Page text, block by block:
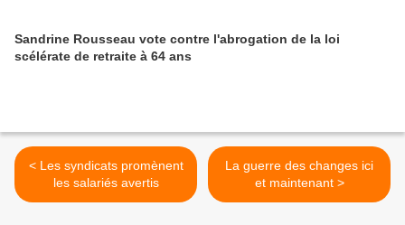
Sandrine Rousseau vote contre l'abrogation de la loi
scélérate de retraite à 64 ans
< Les syndicats promènent
les salariés avertis
La guerre des changes ici
et maintenant >